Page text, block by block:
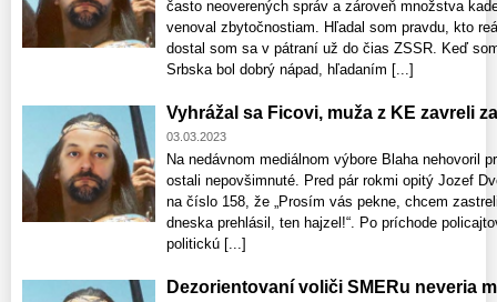
často neoverených správ a zároveň množstva
venoval zbytočnostiam. Hľadal som pravdu, kto
dostal som sa v pátraní už do čias ZSSR. Keď
Srbska bol dobrý nápad, hľadaním [...]
Vyhrážal sa Ficovi, muža z KE zavreli
03.03.2023
Na nedávnom mediálnom výbore Blaha nehovoril
ostali nepovšimnuté. Pred pár rokmi opitý Jozef
na číslo 158, že „Prosím vás pekne, chcem
dneska prehlásil, ten hajzel!“. Po príchode
politickú [...]
Dezorientovaní voliči SMERu neveria